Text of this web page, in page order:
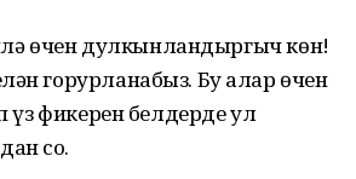
өчен дулкынландыргыч көн!
горурланабыз. Бу алар өчен
үз фикерен белдерде ул
соң.